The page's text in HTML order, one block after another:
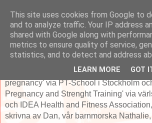
MamaEdition.se
Mama Edition är fokuserade på träning
med graviditet och erbjuder flertalet
som startade ME har 'Specialist Diploma
pregnancy' via PT-School i Stockholm
Pregnancy and Strenght Training' via
och IDEA Health and Fitness
skrivna av Dan, vår barnmorska
This site uses cookies from Google to
and to analyze traffic. Your IP address
shared with Google along with
metrics to ensure quality of service,
statistics, and to detect and address
LEARN MORE GOT